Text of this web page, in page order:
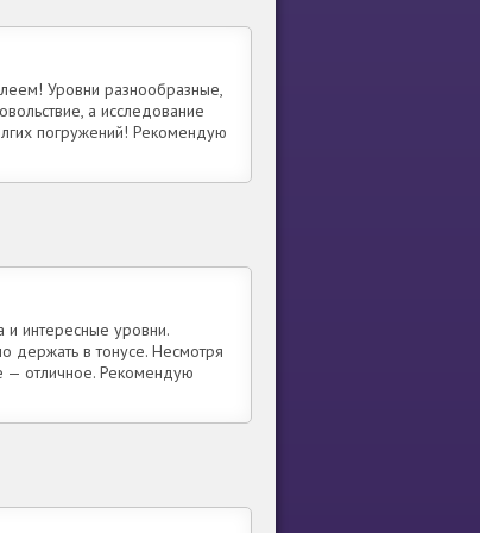
Уровни разнообразные,
а исследование
погружений! Рекомендую
и интересные уровни.
держать в тонусе. Несмотря
— отличное. Рекомендую